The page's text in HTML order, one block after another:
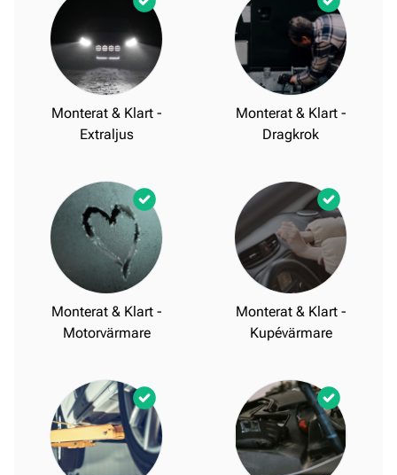
Monterat & Klart -
Extraljus
Monterat & Klart -
Dragkrok
Monterat & Klart -
Motorvärmare
Monterat & Klart -
Kupévärmare